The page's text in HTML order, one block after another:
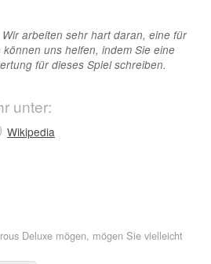
arbeiten sehr hart daran, eine für
uns helfen, indem Sie eine
für dieses Spiel schreiben.
unter:
Wikipedia
Deluxe mögen, mögen Sie vielleicht